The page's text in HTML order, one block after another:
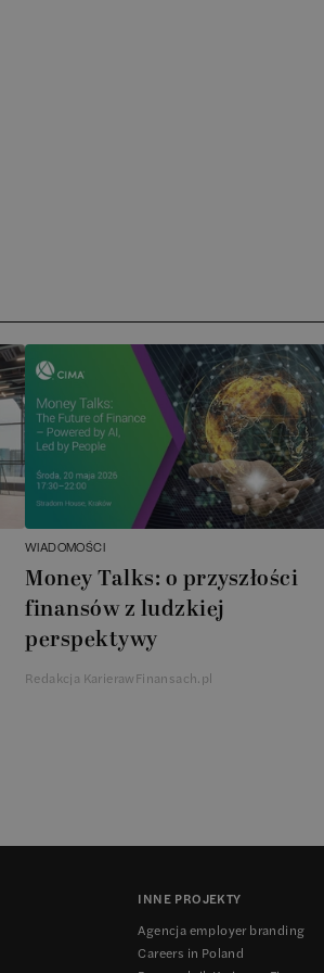
WIADOMOŚCI
Money Talks: o przyszłości
finansów z ludzkiej
perspektywy
Redakcja KarierawFinansach.pl
INNE PROJEKTY
Agencja employer branding
Careers in Poland